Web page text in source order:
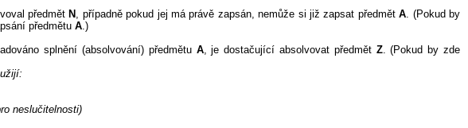
předmět N , případně pokud jej má právě zapsán, nemůže si již zapsat předmětA . (Pokud by
předmětu A .)
splnění (absolvování) předmětu A, je dostačující absolvovat předmět Z. (Pokud by zde
neslučitelnosti)